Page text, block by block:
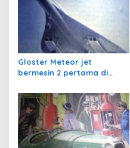
Gloster Meteor jet
bermesin 2 pertama di